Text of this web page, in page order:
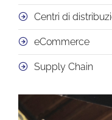
Centri di
eCommerce
Supply Chain